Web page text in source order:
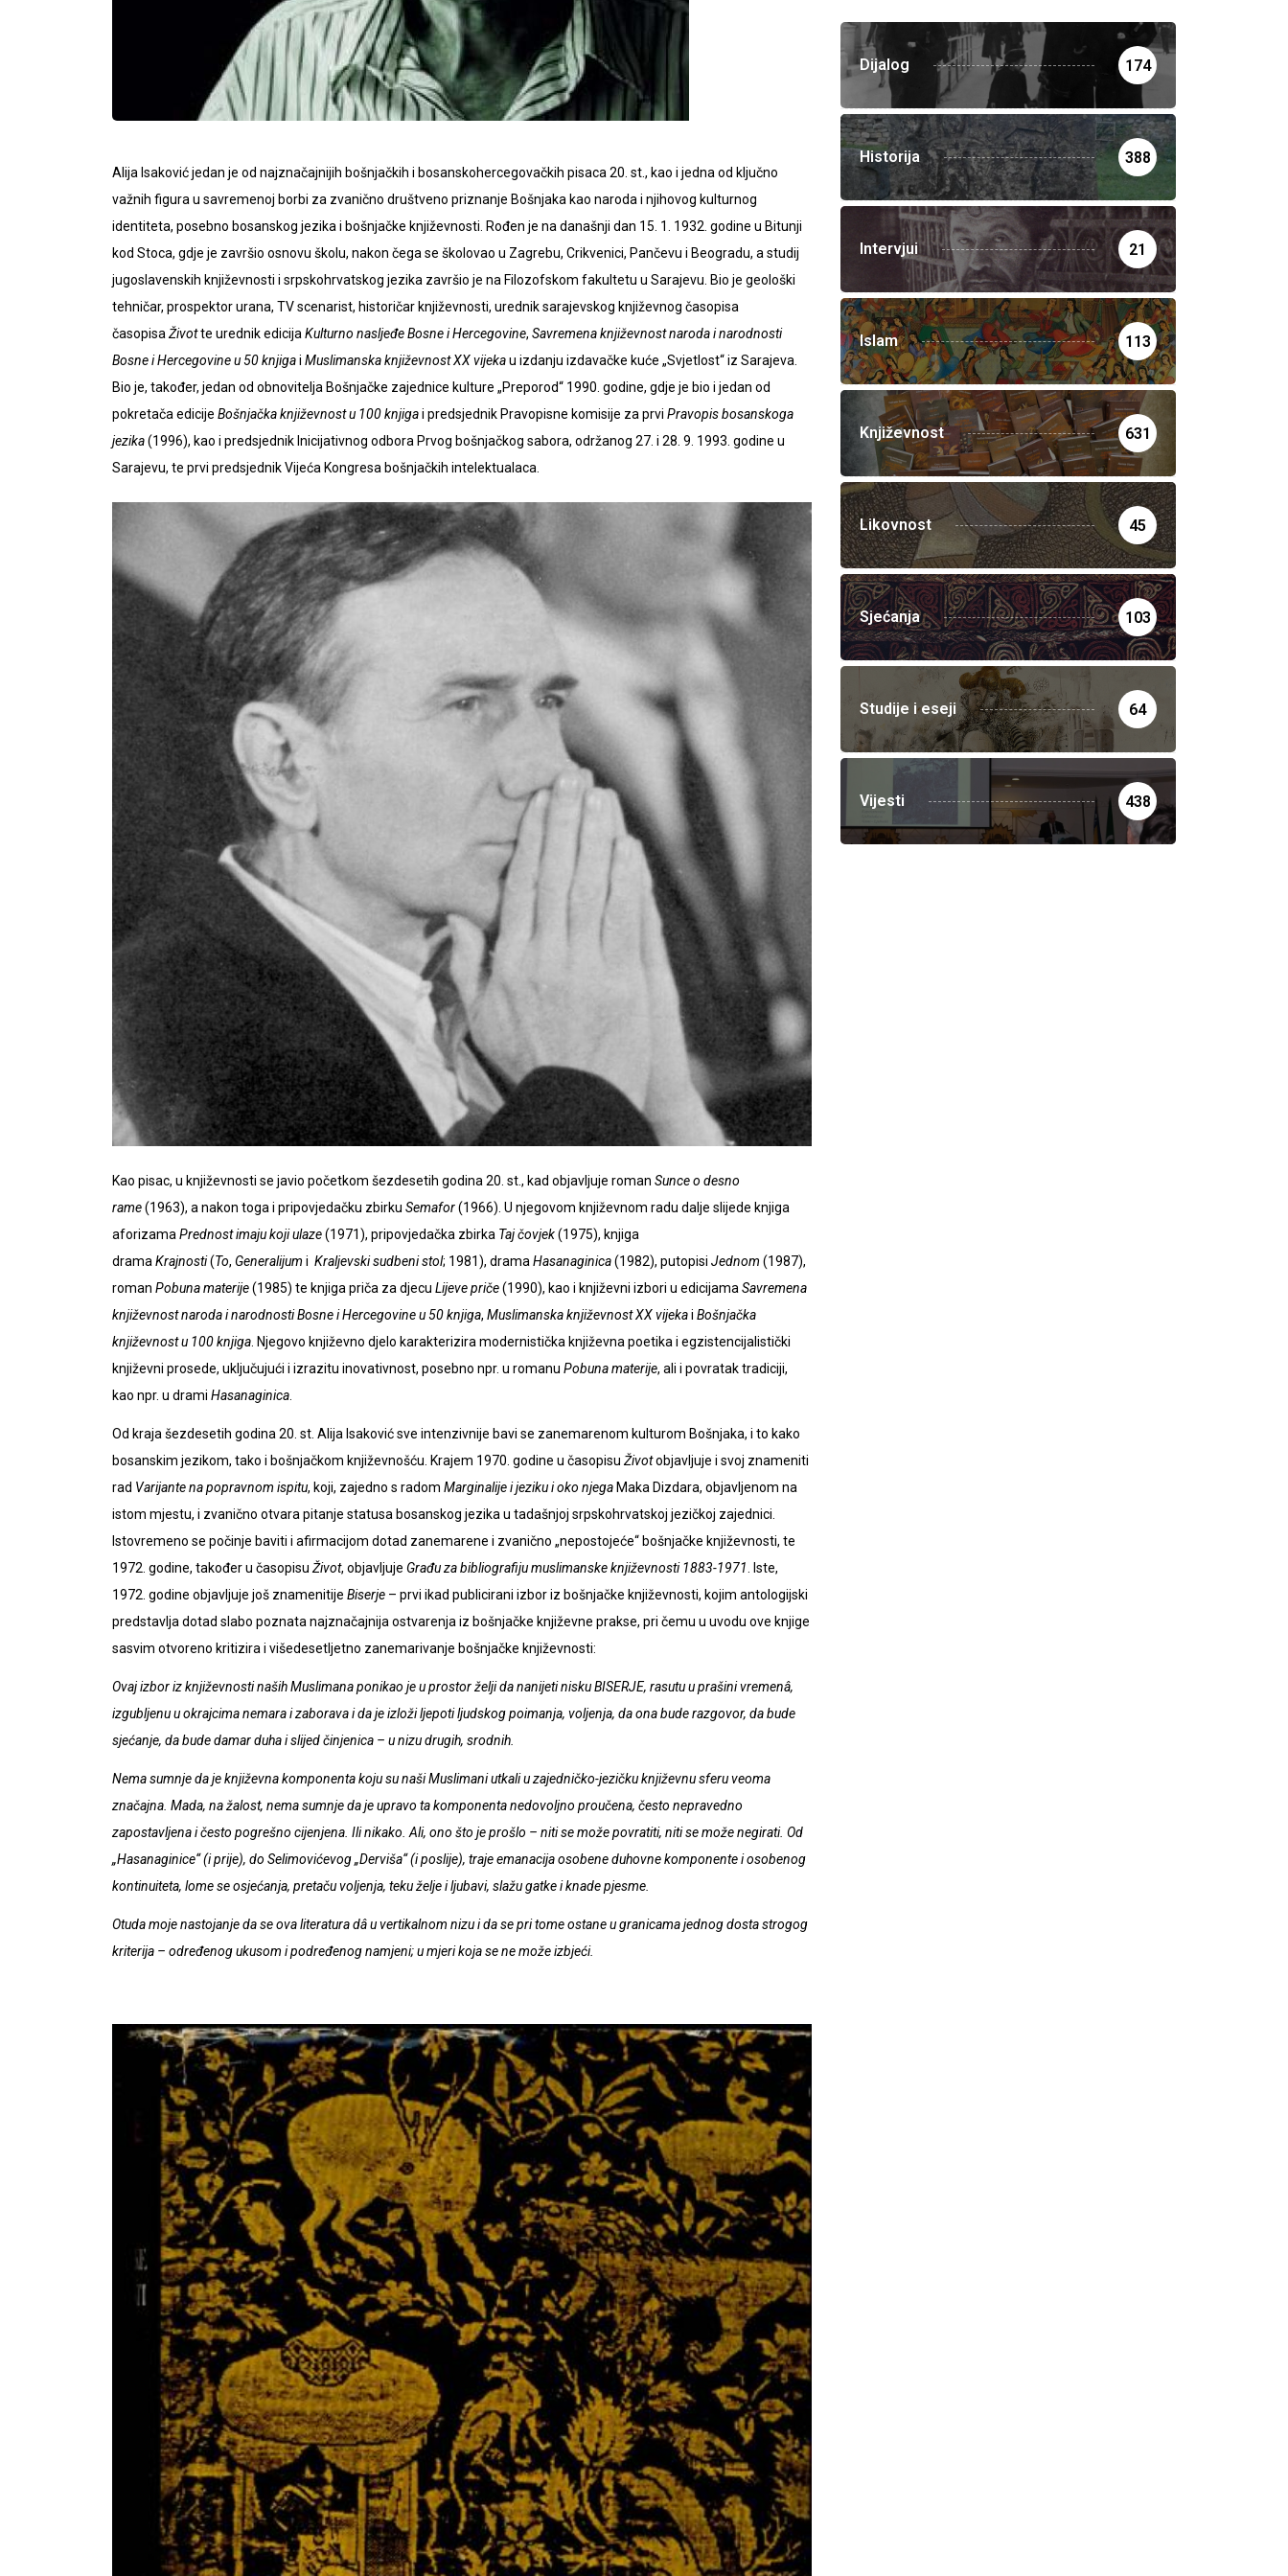
Alija Isaković jedan je od najznačajnijih bošnjačkih i bosanskohercegovačkih pisaca 20. st., kao i jedna od ključno
važnih figura u savremenoj borbi za zvanično društveno priznanje Bošnjaka kao naroda i njihovog kulturnog
identiteta, posebno bosanskog jezika i bošnjačke književnosti. Rođen je na današnji dan 15. 1. 1932. godine u Bitunji
kod Stoca, gdje je završio osnovu školu, nakon čega se školovao u Zagrebu, Crikvenici, Pančevu i Beogradu, a studij
jugoslavenskih književnosti i srpskohrvatskog jezika završio je na Filozofskom fakultetu u Sarajevu. Bio je geološki
tehničar, prospektor urana, TV scenarist, historičar književnosti, urednik sarajevskog književnog časopisa
časopisa Životte urednik edicija Kulturno nasljeđe Bosne i Hercegovine, Savremena književnost naroda i narodnosti
Bosne i Hercegovine u 50 knjigai Muslimanska književnost XX vijekau izdanju izdavačke kuće „Svjetlost“ iz Sarajeva.
Bio je, također, jedan od obnovitelja Bošnjačke zajednice kulture „Preporod“ 1990. godine, gdje je bio i jedan od
pokretača edicije Bošnjačka književnost u 100 knjigai predsjednik Pravopisne komisije za prvi Pravopis bosanskoga
jezika(1996), kao i predsjednik Inicijativnog odbora Prvog bošnjačkog sabora, održanog 27. i 28. 9. 1993. godine u
Sarajevu, te prvi predsjednik Vijeća Kongresa bošnjačkih intelektualaca.
Kao pisac, u književnosti se javio početkom šezdesetih godina 20. st., kad objavljuje roman Sunce o desno
rame(1963), a nakon toga i pripovjedačku zbirku Semafor(1966). U njegovom književnom radu dalje slijede knjiga
aforizama Prednost imaju koji ulaze(1971), pripovjedačka zbirka Taj čovjek(1975), knjiga
drama Krajnosti(To, Generalijum i Kraljevski sudbeni stol; 1981), drama Hasanaginica(1982), putopisi Jednom (1987),
roman Pobuna materije(1985) te knjiga priča za djecu Lijeve priče(1990), kao i književni izbori u edicijama Savremena
književnost naroda i narodnosti Bosne i Hercegovine u 50 knjiga, Muslimanska književnost XX vijekai Bošnjačka
književnost u 100 knjiga . Njegovo književno djelo karakterizira modernistička književna poetika i egzistencijalistički
književni prosede, uključujući i izrazitu inovativnost, posebno npr. u romanu Pobuna materije, ali i povratak tradiciji,
kao npr. u drami Hasanaginica
Od kraja šezdesetih godina 20. st. Alija Isaković sve intenzivnije bavi se zanemarenom kulturom Bošnjaka, i to kako
bosanskim jezikom, tako i bošnjačkom književnošću. Krajem 1970. godine u časopisu Životobjavljuje i svoj znameniti
rad Varijante na popravnom ispitu, koji, zajedno s radom Marginalije i jeziku i oko njegaMaka Dizdara, objavljenom na
istom mjestu, i zvanično otvara pitanje statusa bosanskog jezika u tadašnjoj srpskohrvatskoj jezičkoj zajednici.
Istovremeno se počinje baviti i afirmacijom dotad zanemarene i zvanično „nepostojeće“ bošnjačke književnosti, te
1972. godine, također u časopisu Život, objavljuje Građu za bibliografiju muslimanske književnosti 1883-1971 . Iste,
1972. godine objavljuje još znamenitije Biserje – prvi ikad publicirani izbor iz bošnjačke književnosti, kojim antologijski
predstavlja dotad slabo poznata najznačajnija ostvarenja iz bošnjačke književne prakse, pri čemu u uvodu ove knjige
sasvim otvoreno kritizira i višedesetljetno zanemarivanje bošnjačke književnosti:
Ovaj izbor iz književnosti naših Muslimana ponikao je u prostor želji da nanijeti nisku BISERJE, rasutu u prašini vremenâ,
izgubljenu u okrajcima nemara i zaborava i da je izloži ljepoti ljudskog poimanja, voljenja, da ona bude razgovor, da bude
sjećanje, da bude damar duha i slijed činjenica – u nizu drugih, srodnih.
Nema sumnje da je književna komponenta koju su naši Muslimani utkali u zajedničko-jezičku književnu sferu veoma
značajna. Mada, na žalost, nema sumnje da je upravo ta komponenta nedovoljno proučena, često nepravedno
zapostavljena i često pogrešno cijenjena. Ili nikako. Ali, ono što je prošlo – niti se može povratiti, niti se može negirati. Od
„Hasanaginice“ (i prije), do Selimovićevog „Derviša“ (i poslije), traje emanacija osobene duhovne komponente i osobenog
kontinuiteta, lome se osjećanja, pretaču voljenja, teku želje i ljubavi, slažu gatke i knade pjesme.
Otuda moje nastojanje da se ova literatura dâ u vertikalnom nizu i da se pri tome ostane u granicama jednog dosta strogog
kriterija – određenog ukusom i podređenog namjeni; u mjeri koja se ne može izbjeći.
Dijalog 174
Historija 388
Intervjui 21
Islam 113
Književnost 631
Likovnost 45
Sjećanja 103
Studije i eseji 64
Vijesti 438